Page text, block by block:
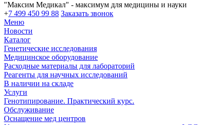
"Максим Медикал" - максимум для медицины и науки
+7 499 450 99 88 Заказать звонок
Меню
Новости
Каталог
Генетические исследования
Медицинское оборудование
Расходные материалы для лабораторий
Реагенты для научных исследований
В наличии на складе
Услуги
Генотипирование. Практический курс.
Обслуживание
Оснащение мед центров